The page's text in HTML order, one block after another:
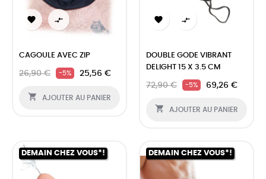
 
CAGOULE AVEC ZIP
26,90 € -5% 25,56 €
 AJOUTER AU PANIER
 
DOUBLE GODE VIBRANT
DELIGHT 15 X 3.5 CM
72,90 € -5% 69,26 €
 AJOUTER AU PANIER
DEMAIN CHEZ VOUS*! DEMAIN CHEZ VOUS*!